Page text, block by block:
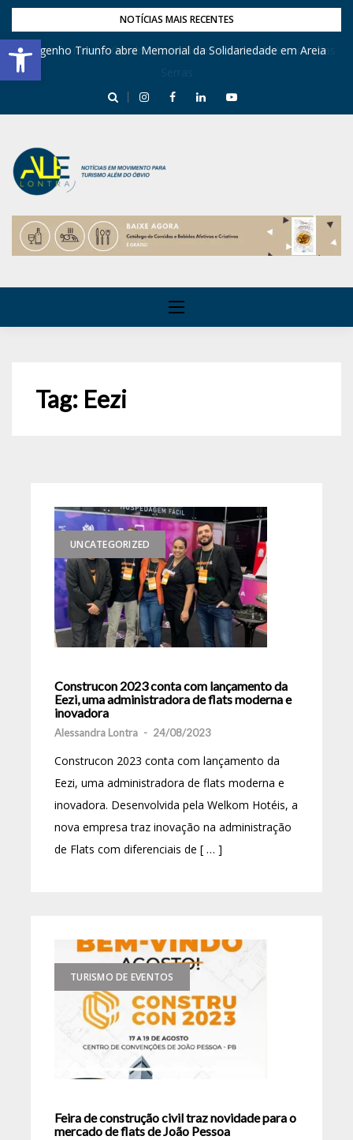
Barra de Ferramentas Aberta
NOTÍCIAS MAIS RECENTES
Engenho Triunfo abre Memorial da Solidariedade em Areia
Tag: Eezi
UNCATEGORIZED
Construcon 2023 conta com lançamento da
Eezi, uma administradora de flats moderna e
inovadora
Alessandra Lontra - 24/08/2023
Construcon 2023 conta com lançamento da
Eezi, uma administradora de flats moderna e
inovadora. Desenvolvida pela Welkom Hotéis, a
nova empresa traz inovação na administração
de Flats com diferenciais de [ … ]
TURISMO DE EVENTOS
Feira de construção civil traz novidade para o
mercado de flats de João Pessoa